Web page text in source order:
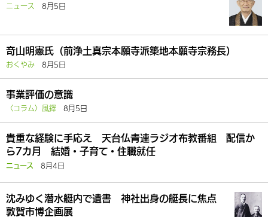
ニュース 8月5日
竒山明憲氏（前浄土真宗本願寺派築地本願寺宗務長）
おくやみ 8月5日
事業評価の意識
〈コラム〉風鐸 8月5日
貴重な経験に手応え 天台仏青連ラジオ布教番組 配信か
ら7カ月 結婚・子育て・住職就任
ニュース 8月4日
沈みゆく潜水艇内で遺書 神社出身の艇長に焦点
敦賀市博企画展